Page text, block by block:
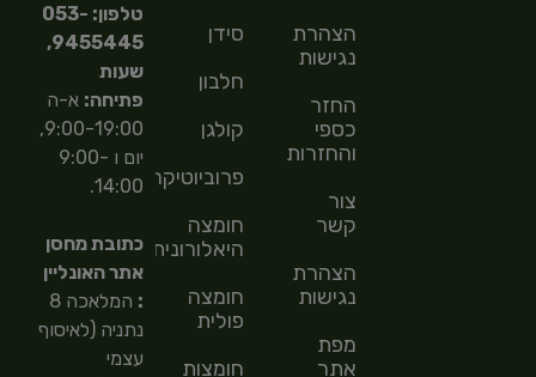
הצהרת
נגישות
החזר
כספי
והחזרות
צור
קשר
הצהרת
נגישות
מפת
אתר
סידן
חלבון
קולגן
פרוביוטיקה
חומצה
היאלורונית
חומצה
פולית
חומצות
טלפון: 053-
9455445,
שעות
פתיחה: א-ה
9:00-19:00,
יום ו 9:00-
14:00.
כתובת מחסן
אתר האונליין
:
המלאכה 8
נתניה (לאיסוף
עצמי